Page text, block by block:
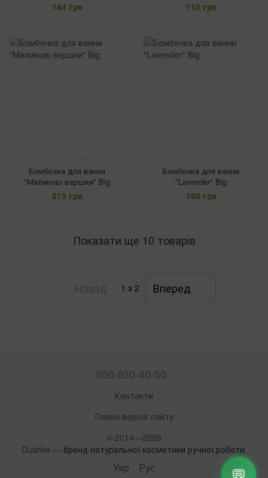
144 грн 115 грн
1
Бомбочка для ванни
"Малинові вершки" Big
213 грн
Бомбочка для ванни
"Lavender" Big
180 грн
Показати ще 10 товарів
1 з 2 Вперед
050 030-40-50
Контакти
Повна версія сайту
© 2014—2026
Dushka — бренд натуральної косметики ручної роботи
Укр Рус